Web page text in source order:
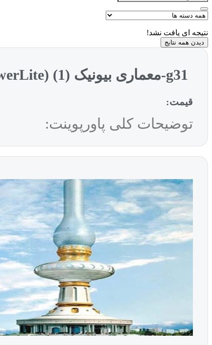
نتیجه ای یافت نشد!
دیدن همه نتایج
g31-معماری بیونیک (1) (NXPowerLite)
قیمت:
توضیحات کلی پاورپوینت: